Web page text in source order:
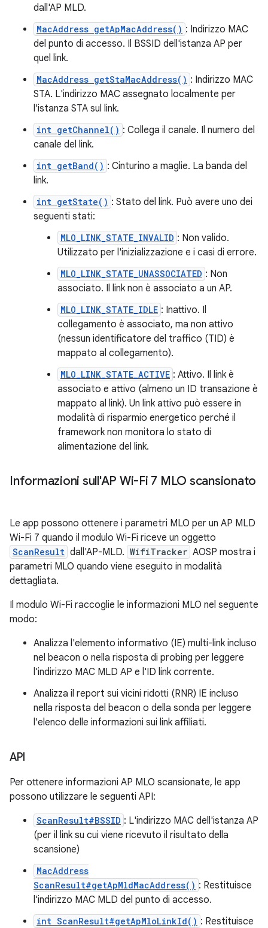
dall'AP MLD.
MacAddress getApMacAddress() : Indirizzo MAC
del punto di accesso. Il BSSID dell'istanza AP per
quel link.
MacAddress getStaMacAddress() : Indirizzo MAC
STA. L'indirizzo MAC assegnato localmente per
l'istanza STA sul link.
int getChannel() : Collega il canale. Il numero del
canale del link.
int getBand() : Cinturino a maglie. La banda del
link.
int getState() : Stato del link. Può avere uno dei
seguenti stati:
MLO_LINK_STATE_INVALID : Non valido.
Utilizzato per l'inizializzazione e i casi di errore.
MLO_LINK_STATE_UNASSOCIATED : Non
associato. Il link non è associato a un AP.
MLO_LINK_STATE_IDLE : Inattivo. Il
collegamento è associato, ma non attivo
(nessun identificatore del traffico (TID) è
mappato al collegamento).
MLO_LINK_STATE_ACTIVE : Attivo. Il link è
associato e attivo (almeno un ID transazione è
mappato al link). Un link attivo può essere in
modalità di risparmio energetico perché il
framework non monitora lo stato di
alimentazione del link.
Informazioni sull'AP Wi-Fi 7 MLO scansionato
Le app possono ottenere i parametri MLO per un AP MLD
Wi-Fi 7 quando il modulo Wi-Fi riceve un oggetto
ScanResult dall'AP-MLD. WifiTracker AOSP mostra i
parametri MLO quando viene eseguito in modalità
dettagliata.
Il modulo Wi-Fi raccoglie le informazioni MLO nel seguente
modo:
Analizza l'elemento informativo (IE) multi-link incluso
nel beacon o nella risposta di probing per leggere
l'indirizzo MAC MLD AP e l'ID link corrente.
Analizza il report sui vicini ridotti (RNR) IE incluso
nella risposta del beacon o della sonda per leggere
l'elenco delle informazioni sui link affiliati.
API
Per ottenere informazioni AP MLO scansionate, le app
possono utilizzare le seguenti API:
ScanResult#BSSID : L'indirizzo MAC dell'istanza AP
(per il link su cui viene ricevuto il risultato della
scansione)
MacAddress
ScanResult#getApMldMacAddress() : Restituisce
l'indirizzo MAC MLD del punto di accesso.
int ScanResult#getApMloLinkId() : Restituisce